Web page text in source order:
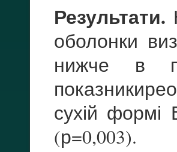
Результати.
оболонки
нижче в
сухій
(р=0,003).